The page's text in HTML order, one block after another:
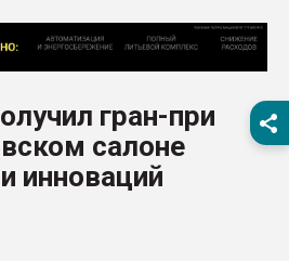
Всё, что касается
бутылок
вакуумного
Продам отходы
поликарбоната и АБС-
Armaloy PC/ABS-1IM
гран-при
салоне
инноваций